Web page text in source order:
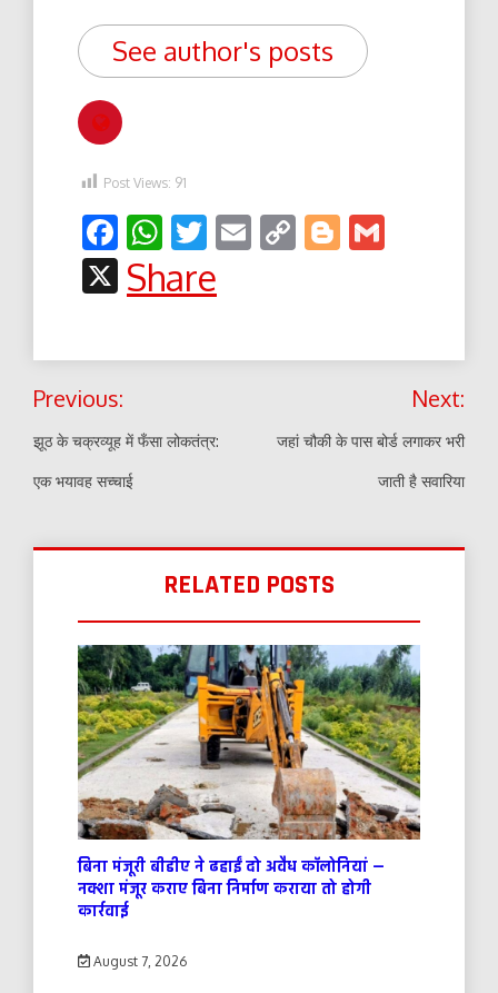
See author's posts
Post Views: 91
Facebook
WhatsApp
Twitter
EmailCopyBlogger
X
Share
Post
navigation
Previous:
झूठ के चक्रव्यूह में फँसा लोकतंत्र:
एक भयावह सच्चाई
Next:
जहां चौकी के पास बोर्ड लगाकर भरी
जाती है सवारिया
RELATED POSTS
बिना मंजूरी बीडीए ने ढहाईं दो अवैध कॉलोनियां —
नक्शा मंजूर कराए बिना निर्माण कराया तो होगी
कार्रवाई
August 7, 2026